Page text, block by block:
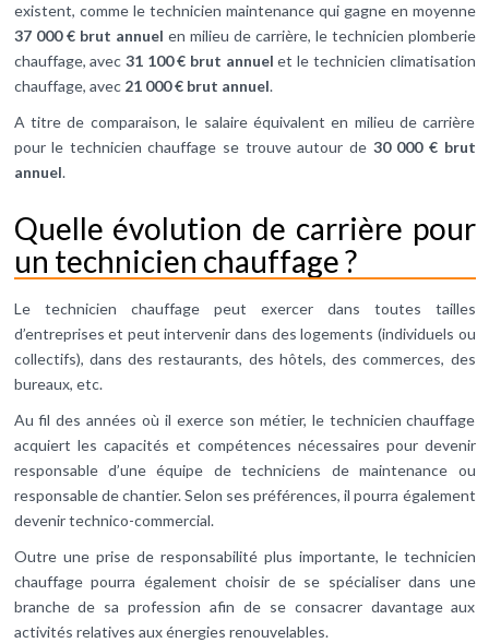
existent, comme le technicien maintenance qui gagne en moyenne
37 000 € brut annuel en milieu de carrière, le technicien plomberie
chauffage, avec 31 100 € brut annuel et le technicien climatisation
chauffage, avec 21 000 € brut annuel.
A titre de comparaison, le salaire équivalent en milieu de carrière
pour le technicien chauffage se trouve autour de 30 000 € brut
annuel.
Quelle évolution de carrière pour
un technicien chauffage ?
Le technicien chauffage peut exercer dans toutes tailles
d’entreprises et peut intervenir dans des logements (individuels ou
collectifs), dans des restaurants, des hôtels, des commerces, des
bureaux, etc.
Au fil des années où il exerce son métier, le technicien chauffage
acquiert les capacités et compétences nécessaires pour devenir
responsable d’une équipe de techniciens de maintenance ou
responsable de chantier. Selon ses préférences, il pourra également
devenir technico-commercial.
Outre une prise de responsabilité plus importante, le technicien
chauffage pourra également choisir de se spécialiser dans une
branche de sa profession afin de se consacrer davantage aux
activités relatives aux énergies renouvelables.